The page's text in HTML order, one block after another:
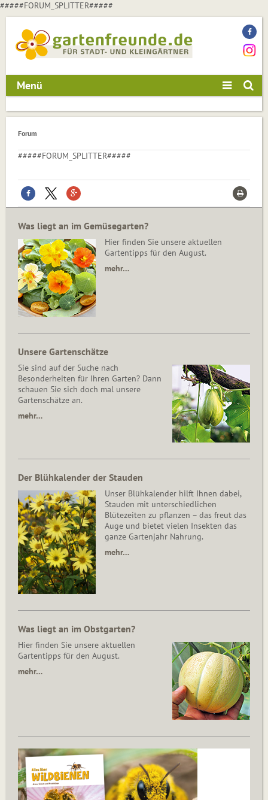
#####FORUM_SPLITTER#####
Menü
Forum
#####FORUM_SPLITTER#####
Was liegt an im Gemüsegarten?
Hier finden Sie unsere aktuellen
Gartentipps für den August.
mehr…
Unsere Gartenschätze
Sie sind auf der Suche nach
Besonderheiten für Ihren Garten? Dann
schauen Sie sich doch mal unsere
Gartenschätze an.
mehr…
Der Blühkalender der Stauden
Unser Blühkalender hilft Ihnen dabei,
Stauden mit unterschiedlichen
Blütezeiten zu pflanzen – das freut das
Auge und bietet vielen Insekten das
ganze Gartenjahr Nahrung.
mehr…
Was liegt an im Obstgarten?
Hier finden Sie unsere aktuellen
Gartentipps für den August.
mehr…